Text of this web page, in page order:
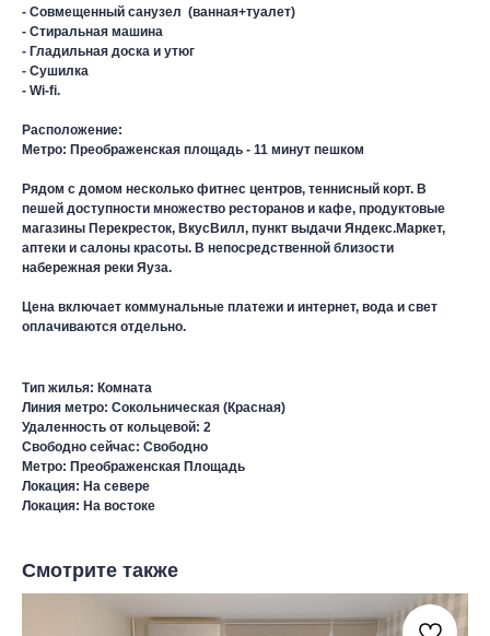
- Совмещенный санузел (ванная+туалет)
- Стиральная машина
- Гладильная доска и утюг
- Сушилка
- Wi-fi.
Расположение:
Метро: Преображенская площадь - 11 минут пешком
Рядом с домом несколько фитнес центров, теннисный корт. В
пешей доступности множество ресторанов и кафе, продуктовые
магазины Перекресток, ВкусВилл, пункт выдачи Яндекс.Маркет,
аптеки и салоны красоты. В непосредственной близости
набережная реки Яуза.
Цена включает коммунальные платежи и интернет, вода и свет
оплачиваются отдельно.
Тип жилья: Комната
Линия метро: Сокольническая (Красная)
Удаленность от кольцевой: 2
Свободно сейчас: Свободно
Метро: Преображенская Площадь
Локация: На севере
Локация: На востоке
Смотрите также